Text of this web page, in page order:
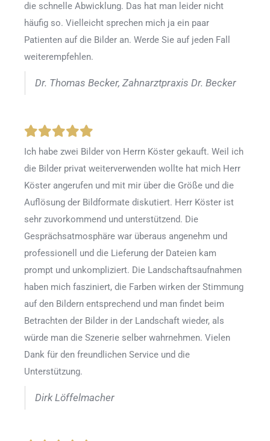
die schnelle Abwicklung. Das hat man leider nicht
häufig so. Vielleicht sprechen mich ja ein paar
Patienten auf die Bilder an. Werde Sie auf jeden Fall
weiterempfehlen.
Dr. Thomas Becker, Zahnarztpraxis Dr. Becker
Ich habe zwei Bilder von Herrn Köster gekauft. Weil ich
die Bilder privat weiterverwenden wollte hat mich Herr
Köster angerufen und mit mir über die Größe und die
Auflösung der Bildformate diskutiert. Herr Köster ist
sehr zuvorkommend und unterstützend. Die
Gesprächsatmosphäre war überaus angenehm und
professionell und die Lieferung der Dateien kam
prompt und unkompliziert. Die Landschaftsaufnahmen
haben mich fasziniert, die Farben wirken der Stimmung
auf den Bildern entsprechend und man findet beim
Betrachten der Bilder in der Landschaft wieder, als
würde man die Szenerie selber wahrnehmen. Vielen
Dank für den freundlichen Service und die
Unterstützung.
Dirk Löffelmacher